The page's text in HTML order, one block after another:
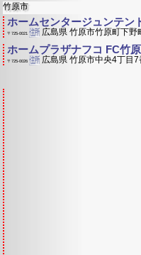
竹原市
ホームセンタージュンテン
〒725-0021 広島県 竹原市竹原町下野
ホームプラザナフコ FC竹
〒725-0026 広島県 竹原市中央4丁目7